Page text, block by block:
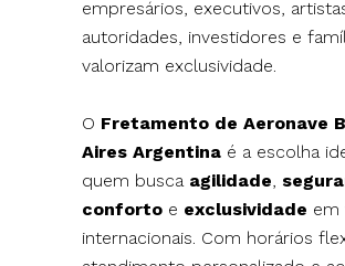
empresários, executivos,
autoridades, investidores e
valorizam exclusividade.
O Fretamento de Aeronave
Aires Argentina é a escolha
quem busca agilidade,
conforto e exclusividade em
internacionais. Com horários